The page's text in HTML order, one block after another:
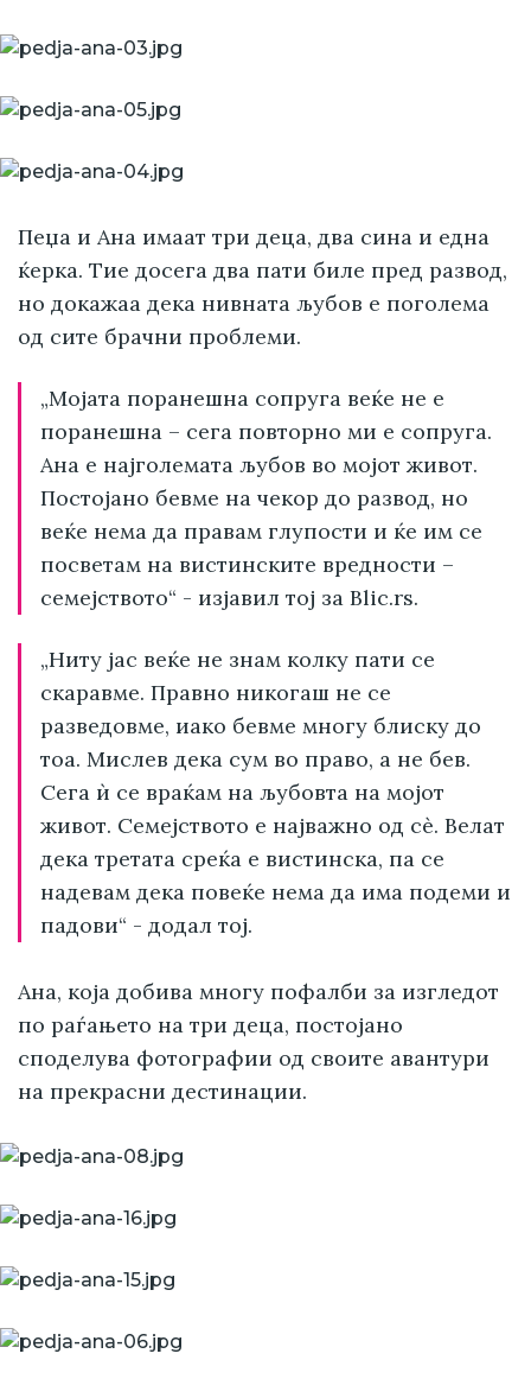
Пеџа и Ана имаат три деца, два сина и една
ќерка. Тие досега два пати биле пред развод,
но докажаа дека нивната љубов е поголема
од сите брачни проблеми.
„Мојата поранешна сопруга веќе не е
поранешна – сега повторно ми е сопруга.
Ана е најголемата љубов во мојот живот.
Постојано бевме на чекор до развод, но
веќе нема да правам глупости и ќе им се
посветам на вистинските вредности –
семејството“ - изјавил тој за Blic.rs.
„Ниту јас веќе не знам колку пати се
скаравме. Правно никогаш не се
разведовме, иако бевме многу блиску до
тоа. Мислев дека сум во право, а не бев.
Сега ѝ се враќам на љубовта на мојот
живот. Семејството е најважно од сè. Велат
дека третата среќа е вистинска, па се
надевам дека повеќе нема да има подеми и
падови“ - додал тој.
Ана, која добива многу пофалби за изгледот
по раѓањето на три деца, постојано
споделува фотографии од своите авантури
на прекрасни дестинации.